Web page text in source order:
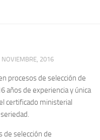
NOVIEMBRE, 2016
procesos de selección de
años de experiencia y única
certificado ministerial
de selección de